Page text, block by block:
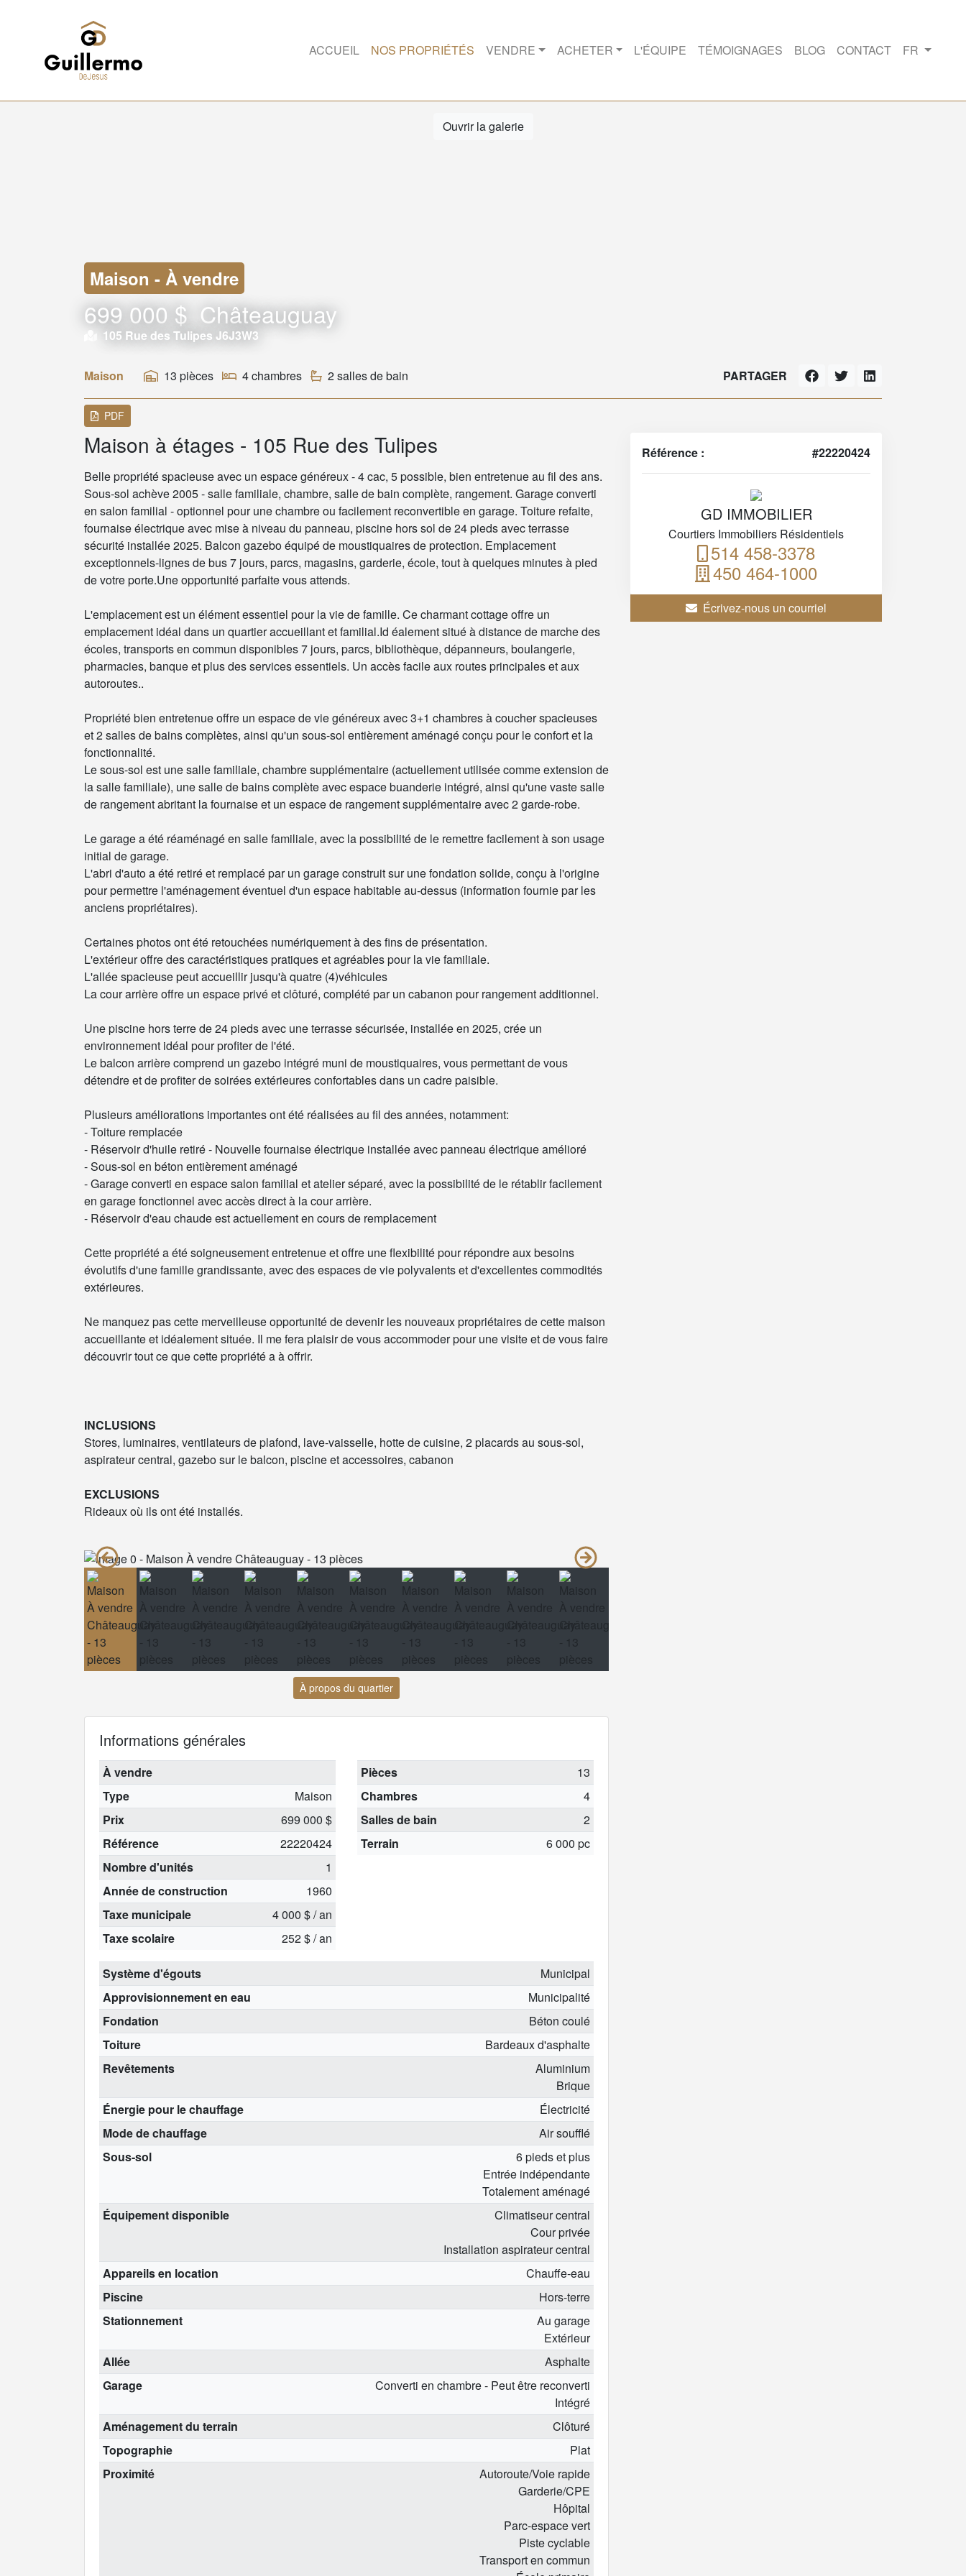
ACCUEIL NOS PROPRIÉTÉS VENDRE ACHETER L'ÉQUIPE TÉMOIGNAGES BLOG CONTACT FR
Ouvrir la galerie
Maison - À vendre
699 000 $ Châteauguay
105 Rue des Tulipes J6J3W3
Maison 13 pièces 4 chambres 2 salles de bain PARTAGER
PDF
Maison à étages - 105 Rue des Tulipes
Belle propriété spacieuse avec un espace généreux - 4 cac, 5 possible, bien entretenue au fil des ans.
Sous-sol achève 2005 - salle familiale, chambre, salle de bain complète, rangement. Garage converti
en salon familial - optionnel pour une chambre ou facilement reconvertible en garage. Toiture refaite,
fournaise électrique avec mise à niveau du panneau, piscine hors sol de 24 pieds avec terrasse
sécurité installée 2025. Balcon gazebo équipé de moustiquaires de protection. Emplacement
exceptionnels-lignes de bus 7 jours, parcs, magasins, garderie, école, tout à quelques minutes à pied
de votre porte.Une opportunité parfaite vous attends.
L'emplacement est un élément essentiel pour la vie de famille. Ce charmant cottage offre un
emplacement idéal dans un quartier accueillant et familial.Id éalement situé à distance de marche des
écoles, transports en commun disponibles 7 jours, parcs, bibliothèque, dépanneurs, boulangerie,
pharmacies, banque et plus des services essentiels. Un accès facile aux routes principales et aux
autoroutes..
Propriété bien entretenue offre un espace de vie généreux avec 3+1 chambres à coucher spacieuses
et 2 salles de bains complètes, ainsi qu'un sous-sol entièrement aménagé conçu pour le confort et la
fonctionnalité.
Le sous-sol est une salle familiale, chambre supplémentaire (actuellement utilisée comme extension de
la salle familiale), une salle de bains complète avec espace buanderie intégré, ainsi qu'une vaste salle
de rangement abritant la fournaise et un espace de rangement supplémentaire avec 2 garde-robe.
Le garage a été réaménagé en salle familiale, avec la possibilité de le remettre facilement à son usage
initial de garage.
L'abri d'auto a été retiré et remplacé par un garage construit sur une fondation solide, conçu à l'origine
pour permettre l'aménagement éventuel d'un espace habitable au-dessus (information fournie par les
anciens propriétaires).
Certaines photos ont été retouchées numériquement à des fins de présentation.
L'extérieur offre des caractéristiques pratiques et agréables pour la vie familiale.
L'allée spacieuse peut accueillir jusqu'à quatre (4)véhicules
La cour arrière offre un espace privé et clôturé, complété par un cabanon pour rangement additionnel.
Une piscine hors terre de 24 pieds avec une terrasse sécurisée, installée en 2025, crée un
environnement idéal pour profiter de l'été.
Le balcon arrière comprend un gazebo intégré muni de moustiquaires, vous permettant de vous
détendre et de profiter de soirées extérieures confortables dans un cadre paisible.
Plusieurs améliorations importantes ont été réalisées au fil des années, notamment:
- Toiture remplacée
- Réservoir d'huile retiré - Nouvelle fournaise électrique installée avec panneau électrique amélioré
- Sous-sol en béton entièrement aménagé
- Garage converti en espace salon familial et atelier séparé, avec la possibilité de le rétablir facilement
en garage fonctionnel avec accès direct à la cour arrière.
- Réservoir d'eau chaude est actuellement en cours de remplacement
Cette propriété a été soigneusement entretenue et offre une flexibilité pour répondre aux besoins
évolutifs d'une famille grandissante, avec des espaces de vie polyvalents et d'excellentes commodités
extérieures.
Ne manquez pas cette merveilleuse opportunité de devenir les nouveaux propriétaires de cette maison
accueillante et idéalement située. Il me fera plaisir de vous accommoder pour une visite et de vous faire
découvrir tout ce que cette propriété a à offrir.
INCLUSIONS
Stores, luminaires, ventilateurs de plafond, lave-vaisselle, hotte de cuisine, 2 placards au sous-sol,
aspirateur central, gazebo sur le balcon, piscine et accessoires, cabanon
EXCLUSIONS
Rideaux où ils ont été installés.
À propos du quartier
Informations générales
À vendre
Type
Maison
Prix
699 000 $
Référence
22220424
Nombre d'unités
1
Année de construction
1960
Taxe municipale
4 000 $ / an
Taxe scolaire
252 $ / an
Pièces
13
Chambres
4
Salles de bain
2
Terrain
6 000 pc
Système d'égouts
Municipal
Approvisionnement en eau
Municipalité
Fondation
Béton coulé
Toiture
Bardeaux d'asphalte
Revêtements
Aluminium
Brique
Énergie pour le chauffage
Électricité
Mode de chauffage
Air soufflé
Sous-sol
6 pieds et plus
Entrée indépendante
Totalement aménagé
Équipement disponible
Climatiseur central
Cour privée
Installation aspirateur central
Appareils en location
Chauffe-eau
Piscine
Hors-terre
Stationnement
Au garage
Extérieur
Allée
Asphalte
Garage
Converti en chambre - Peut être reconverti
Intégré
Aménagement du terrain
Clôturé
Topographie
Plat
Proximité
Autoroute/Voie rapide
Garderie/CPE
Hôpital
Parc-espace vert
Piste cyclable
Transport en commun
Référence : #22220424
GD IMMOBILIER
Courtiers Immobiliers Résidentiels
514 458-3378
450 464-1000
Écrivez-nous un courriel